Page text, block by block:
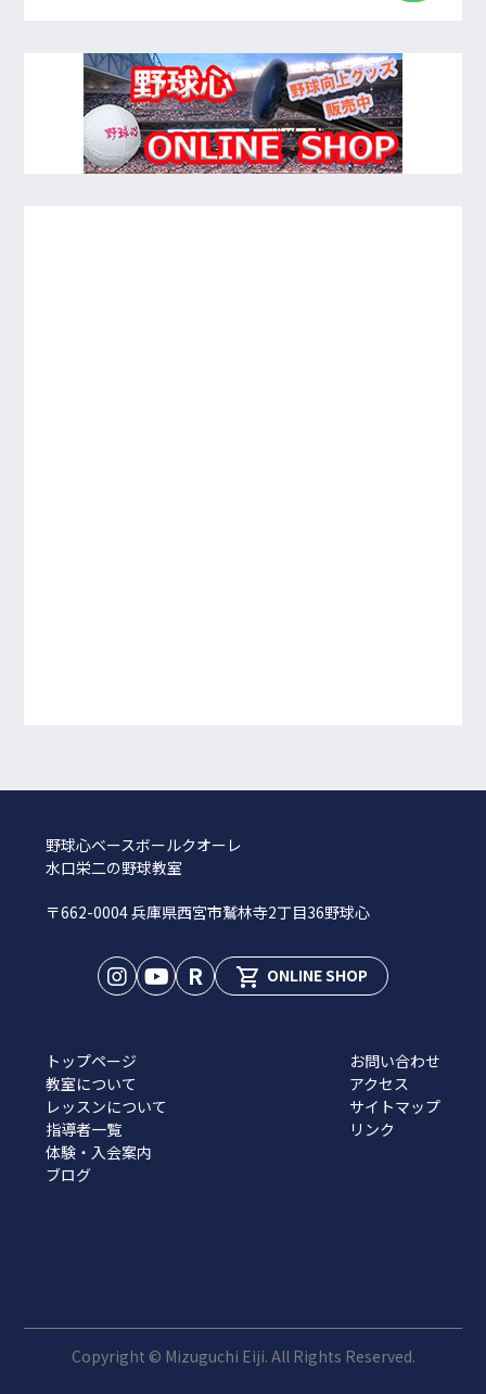
野球心ベースボールクオーレ
水口栄二の野球教室
〒662-0004 兵庫県西宮市鷲林寺2丁目36野球心
R shopping_cart ONLINE SHOP
トップページ
教室について
レッスンについて
指導者一覧
体験・入会案内
ブログ
お問い合わせ
アクセス
サイトマップ
リンク
Copyright © Mizuguchi Eiji. All Rights Reserved.